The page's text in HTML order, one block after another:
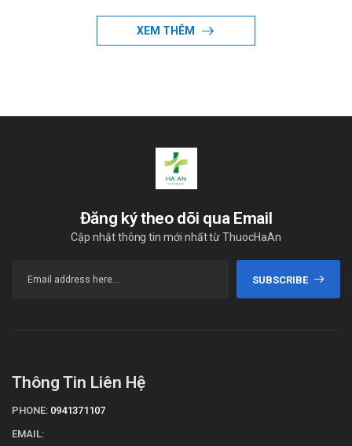
XEM THÊM
Đăng ký theo dõi qua Email
Cập nhật thông tin mới nhất từ ThuocHaAn
SUBSCRIBE
Thông Tin Liên Hệ
PHONE: 0941371107
EMAIL: